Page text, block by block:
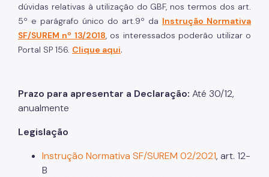
dúvidas relativas à utilização do GBF, nos termos dos art.
5º e parágrafo único do art.9º da Instrução Normativa
SF/SUREM nº 13/2018, os interessados poderão utilizar o
Portal SP 156. Clique aqui.
Prazo para apresentar a Declaração: Até 30/12,
anualmente
Legislação
Instrução Normativa SF/SUREM 02/2021, art. 12-
B